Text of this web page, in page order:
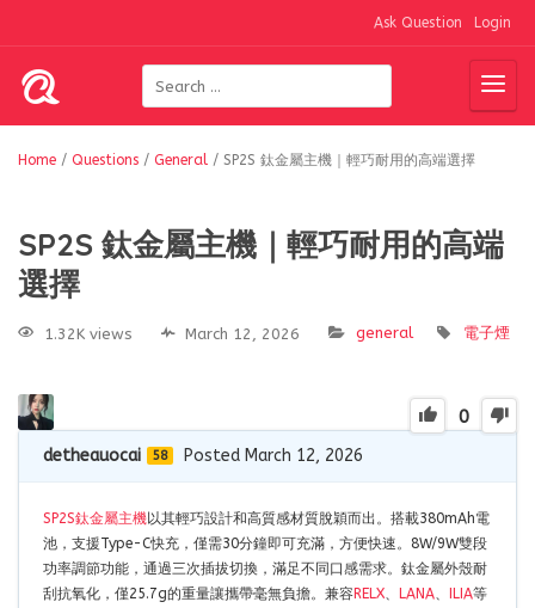
Ask Question Login
Home / Questions / General / SP2S 鈦金屬主機｜輕巧耐用的高端選擇
SP2S 鈦金屬主機｜輕巧耐用的高端
選擇
1.32K views March 12, 2026 general 電子煙
0
detheauocai 58 Posted March 12, 2026
SP2S鈦金屬主機以其輕巧設計和高質感材質脫穎而出。搭載380mAh電
池，支援Type-C快充，僅需30分鐘即可充滿，方便快速。8W/9W雙段
功率調節功能，通過三次插拔切換，滿足不同口感需求。鈦金屬外殼耐
刮抗氧化，僅25.7g的重量讓攜帶毫無負擔。兼容RELX LANA ILIA等